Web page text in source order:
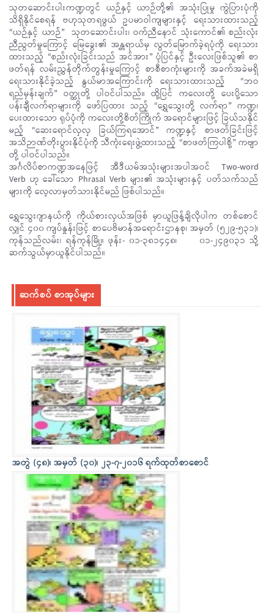
သုတဆောင်းပါးကဏ္ဍတွင် ယဉ်နှင့် ယာဉ်တို့၏ အသုံးပြုမှု ကွဲပြားပုံကို
သိရှိနိုင်စေရန် ဗဟုသုတရဖွယ် ဥပမာဝါကျများနှင့် ရေးသားထားသည့်
“ယဉ်နှင့် ယာဉ်” သုတဆောင်းပါး၊ ဝက်ညီနောင် သုံးကောင်၏ စည်းလုံး
ညီညွတ်မှုကြောင့် မြေခွေး၏ အန္တရာယ်မှ လွတ်မြောက်ခဲ့ရပုံကို ရေးသား
ထားသည့် “စည်းလုံးခြင်းသည် အင်အား” ပုံပြင်နှင့် ဦးလေးဖြစ်သူ၏ စာ
ဖတ်ရန် လမ်းညွှန်တိုက်တွန်းမှုကြောင့် စာစီစာကုံးများကို အခက်အခဲမရှိ
ရေးသားနိုင်ခဲ့သည့် နွယ်မာအကြောင်းကို ရေးသားထားသည့် “ဘဝ
ရည်မှန်းချက်” ဝတ္ထုတို့ ပါဝင်ပါသည်။ ထို့ပြင် ကလေးတို့ ပေးပို့သော
ပန်းချီလက်ရာများကို ဖော်ပြထား သည့် “ရွှေသွေးတို့ လက်ရာ” ကဏ္ဍ၊
ပေးထားသော ရုပ်ပုံကို ကလေးတို့စိတ်ကြိုက် အရောင်များဖြင့် ခြယ်သနိုင်
မည့် “ဆေးရောင်လှလှ ခြယ်ကြရအောင်” ကဏ္ဍနှင့် စာဖတ်ခြင်းဖြင့်
အသိဉာဏ်တိုးပွားနိုင်ပုံကို သီကုံးရေးဖွဲ့ထားသည့် “စာဖတ်ကြပါစို့” ကဗျာ
တို့ ပါဝင်ပါသည်။
အင်္ဂလိပ်စာကဏ္ဍအနေဖြင့် အီဒီယမ်အသုံးများအပါအဝင် Two-word
Verb ဟု ခေါ်သော Phrasal Verb များ၏ အသုံးများနှင့် ပတ်သက်သည်
များကို လေ့လာမှတ်သားနိုင်မည် ဖြစ်ပါသည်။
ရွှေသွေးဂျာနယ်ကို ကိုယ်စားလှယ်အဖြစ် မှာယူဖြန့်ချိလိုပါက တစ်စောင်
လျှင် ၄၀၀ ကျပ်နှုန်းဖြင့် စာပေဗိမာန်အရောင်းဌာနစု၊ အမှတ် (၅၂၉-၅၃၁)၊
ကုန်သည်လမ်း၊ ရန်ကုန်မြို့။ ဖုန်း- ၀၁-၃၈၁၄၄၈၊ ၀၁-၂၄၉၀၃၁ သို့
ဆက်သွယ်မှာယူနိုင်ပါသည်။
ဆက်စပ် စာအုပ်များ
အတွဲ (၄၈)၊ အမှတ် (၃၀)၊ ၂၃-၇-၂၀၁၆ ရက်ထုတ်စာစောင်